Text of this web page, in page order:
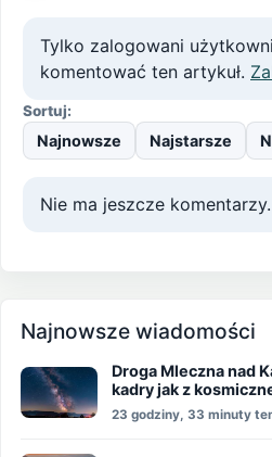
Tylko zalogowani
komentować ten artykuł.
Sortuj:
Najnowsze Najstarsze
Nie ma jeszcze komentarzy.
Najnowsze wiadomości
Droga Mleczna nad
kadry jak z
23 godziny, 33 minuty